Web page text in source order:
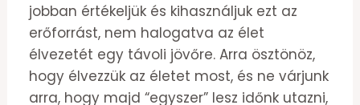
jobban értékeljük és kihasználjuk ezt az
erőforrást, nem halogatva az élet
élvezetét egy távoli jövőre. Arra ösztönöz,
hogy élvezzük az életet most, és ne várjunk
arra, hogy majd “egyszer” lesz időnk utazni,